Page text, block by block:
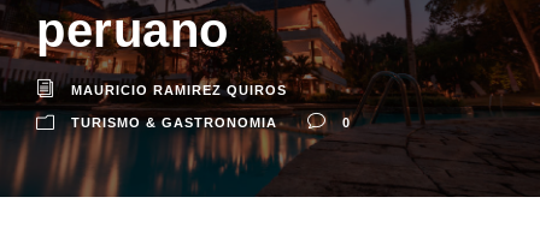
peruano
MAURICIO RAMIREZ QUIROS
TURISMO & GASTRONOMIA 0